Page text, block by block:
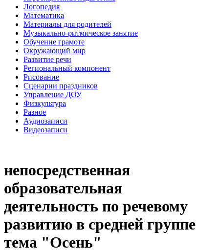
Логопедия
Математика
Материалы для родителей
Музыкально-ритмическое занятие
Обучение грамоте
Окружающий мир
Развитие речи
Региональный компонент
Рисование
Сценарии праздников
Управление ДОУ
Физкультура
Разное
Аудиозаписи
Видеозаписи
непосредственная
образовательная
деятельность по речевому
развитию в средней группе
тема "Осень"